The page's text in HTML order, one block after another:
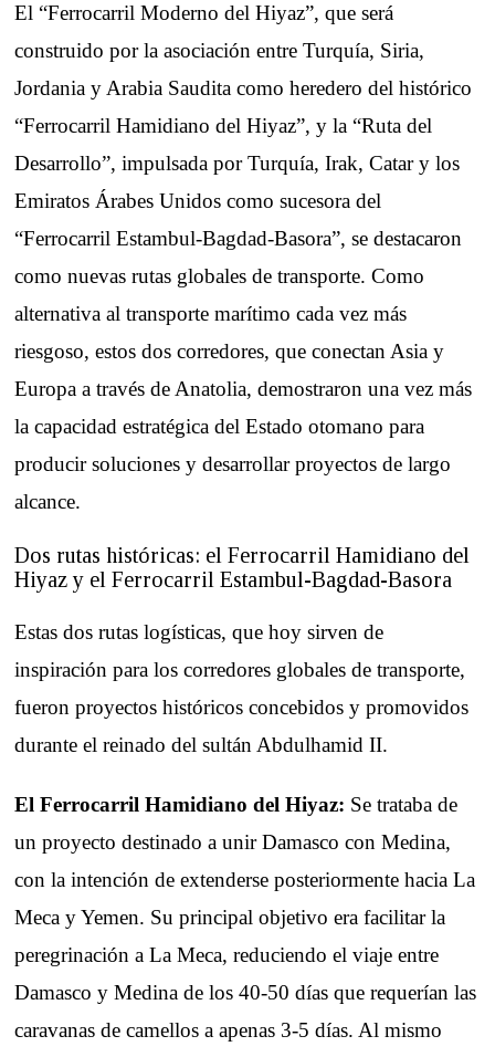
El “Ferrocarril Moderno del Hiyaz”, que será
construido por la asociación entre Turquía, Siria,
Jordania y Arabia Saudita como heredero del histórico
“Ferrocarril Hamidiano del Hiyaz”, y la “Ruta del
Desarrollo”, impulsada por Turquía, Irak, Catar y los
Emiratos Árabes Unidos como sucesora del
“Ferrocarril Estambul-Bagdad-Basora”, se destacaron
como nuevas rutas globales de transporte. Como
alternativa al transporte marítimo cada vez más
riesgoso, estos dos corredores, que conectan Asia y
Europa a través de Anatolia, demostraron una vez más
la capacidad estratégica del Estado otomano para
producir soluciones y desarrollar proyectos de largo
alcance.
Dos rutas históricas: el Ferrocarril Hamidiano del
Hiyaz y el Ferrocarril Estambul-Bagdad-Basora
Estas dos rutas logísticas, que hoy sirven de
inspiración para los corredores globales de transporte,
fueron proyectos históricos concebidos y promovidos
durante el reinado del sultán Abdulhamid II.
El Ferrocarril Hamidiano del Hiyaz: Se trataba de
un proyecto destinado a unir Damasco con Medina,
con la intención de extenderse posteriormente hacia La
Meca y Yemen. Su principal objetivo era facilitar la
peregrinación a La Meca, reduciendo el viaje entre
Damasco y Medina de los 40-50 días que requerían las
caravanas de camellos a apenas 3-5 días. Al mismo